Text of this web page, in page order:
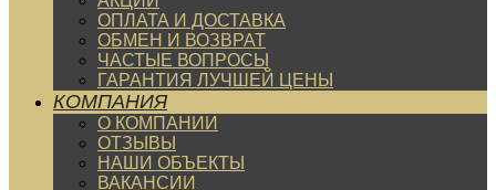
ОПЛАТА И ДОСТАВКА
ОБМЕН И ВОЗВРАТ
ЧАСТЫЕ ВОПРОСЫ
ГАРАНТИЯ ЛУЧШЕЙ ЦЕНЫ
КОМПАНИЯ
О КОМПАНИИ
ОТЗЫВЫ
НАШИ ОБЪЕКТЫ
ВАКАНСИИ